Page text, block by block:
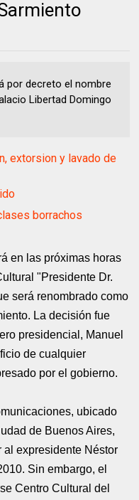
por decreto el nombre
Libertad Domingo
extorsion y lavado de
borrachos
en las próximas horas
"Presidente Dr.
será renombrado como
La decisión fue
presidencial, Manuel
de cualquier
por el gobierno.
ubicado
de Buenos Aires,
al expresidente Néstor
Sin embargo, el
Centro Cultural del